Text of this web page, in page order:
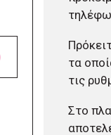
τα
τις
Στο